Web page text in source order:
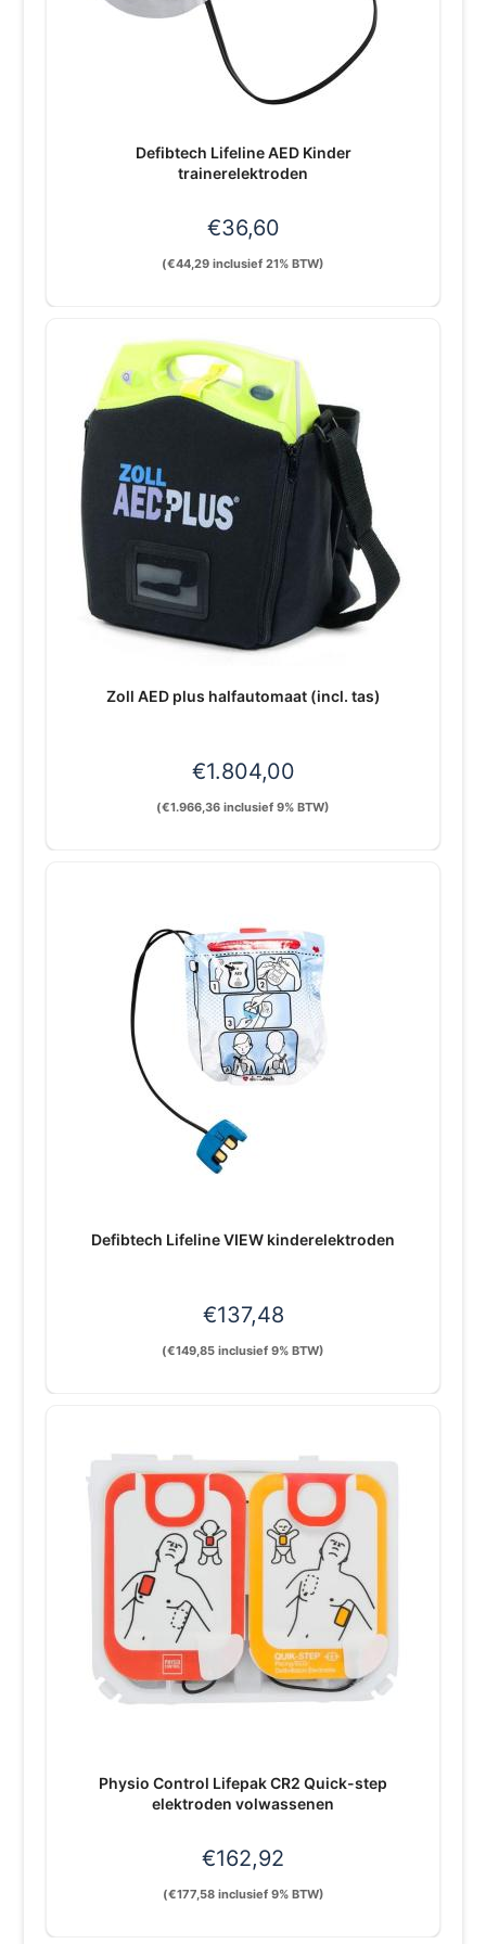
Defibtech Lifeline AED Kinder
trainerelektroden
€36,60
(€44,29 inclusief 21% BTW)
Zoll AED plus halfautomaat (incl. tas)
€1.804,00
(€1.966,36 inclusief 9% BTW)
Defibtech Lifeline VIEW kinderelektroden
€137,48
(€149,85 inclusief 9% BTW)
Physio Control Lifepak CR2 Quick-step
elektroden volwassenen
€162,92
(€177,58inclusief 9% BTW)